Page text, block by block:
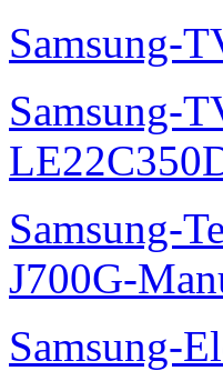
Samsung-
Samsung-
Samsung-
J700G-
Samsung-